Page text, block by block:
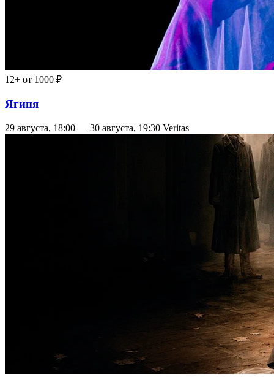
12+ от 1000 ₽
Ягиня
29 августа, 18:00 — 30 августа, 19:30 Veritas